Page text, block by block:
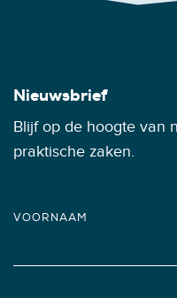
Nieuwsbrief
Blijf op de hoogte van
praktische zaken.
VOORNAAM